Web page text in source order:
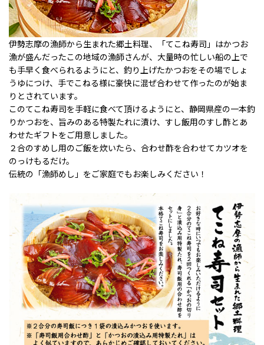
伊勢志摩の漁師から生まれた郷土料理、「てこね寿司」はかつお
漁が盛んだったこの地域の漁師さんが、大量時の忙しい船の上で
も手早く食べられるようにと、釣り上げたかつおをその場でしょ
うゆにつけ、手でこねる様に豪快に混ぜ合わせて作ったのが始ま
りとされています。
このてこね寿司を手軽に食べて頂けるようにと、静岡県産の一本釣
りかつおを、旨みのある特製たれに漬け、すし飯用のすし酢とあ
わせたギフトをご用意しました。
２合のすめし用のご飯を炊いたら、合わせ酢を合わせてカツオを
のっけもるだけ。
伝統の「漁師めし」をご家庭でもお楽しみください！